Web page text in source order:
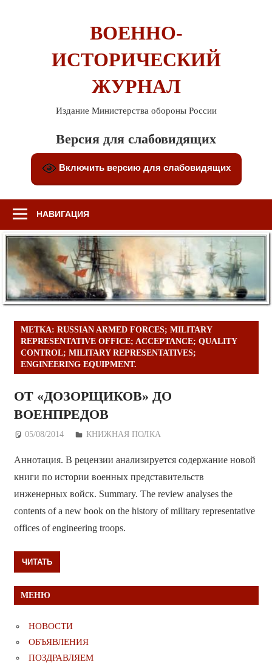
ВОЕННО-
ИСТОРИЧЕСКИЙ
ЖУРНАЛ
Издание Министерства обороны России
Версия для слабовидящих
Включить версию для слабовидящих
НАВИГАЦИЯ
МЕТКА: RUSSIAN ARMED FORCES; MILITARY
REPRESENTATIVE OFFICE; ACCEPTANCE; QUALITY
CONTROL; MILITARY REPRESENTATIVES;
ENGINEERING EQUIPMENT.
ОТ «ДОЗОРЩИКОВ» ДО
ВОЕНПРЕДОВ
05/08/2014 Дежурный по Редакции
КНИЖНАЯ ПОЛКА
Аннотация. В рецензии анализируется содержание новой
книги по истории военных представительств
инженерных войск. Summary. The review analyses the
contents of a new book on the history of military representative
offices of engineering troops.
ЧИТАТЬ
МЕНЮ
НОВОСТИ
ОБЪЯВЛЕНИЯ
ПОЗДРАВЛЯЕМ